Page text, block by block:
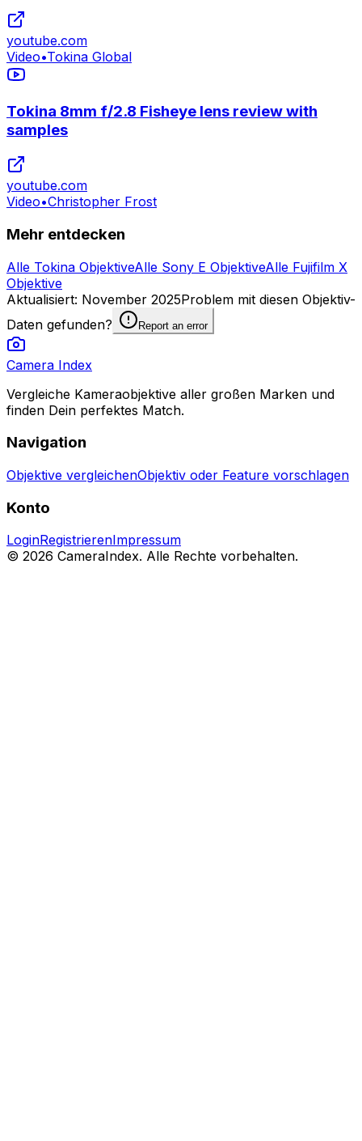
youtube.com
Video•Tokina Global
Tokina 8mm f/2.8 Fisheye lens review with
samples
youtube.com
Video•Christopher Frost
Mehr entdecken
Alle Tokina ObjektiveAlle Sony E ObjektiveAlle Fujifilm X
Objektive
Aktualisiert: November 2025Problem mit diesen Objektiv-
Daten gefunden?
Report an error
Camera Index
Vergleiche Kameraobjektive aller großen Marken und
finden Dein perfektes Match.
Navigation
Objektive vergleichenObjektiv oder Feature vorschlagen
Konto
LoginRegistrierenImpressum
© 2026 CameraIndex. Alle Rechte vorbehalten.